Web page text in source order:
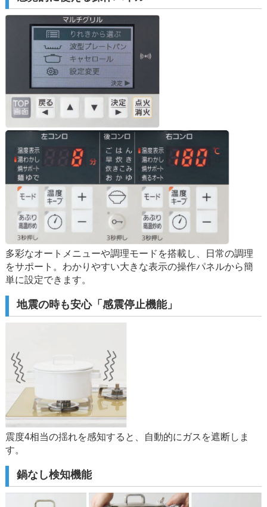
多彩なオートメニューや調理モードを搭載し、日常の調理
をサポート。わかりやすい大きな表示の操作パネルから簡
単に設定できます。
地震の時も安心「感震停止機能」
震度4相当の揺れを感知すると、自動的にガスを遮断しま
す。
鍋なし検知機能